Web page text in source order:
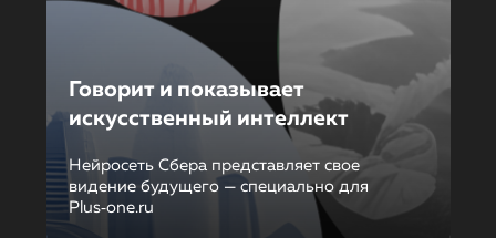
Говорит и показывает
искусственный интеллект
Нейросеть Сбера представляет свое
видение будущего — специально для
Plus‑one.ru